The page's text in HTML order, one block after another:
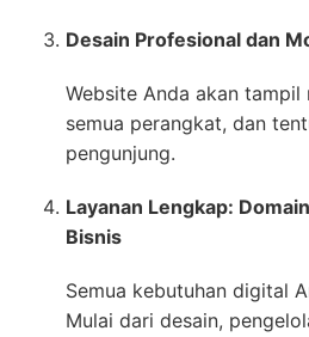
Desain Profesional dan
Website Anda akan
semua perangkat, dan
pengunjung.
Layanan Lengkap:
Bisnis
Semua kebutuhan digital
Mulai dari desain,